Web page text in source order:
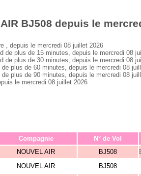
BJ508 depuis le
, depuis le mercredi 08 juillet 2026
de plus de 15 minutes, depuis le mercredi 08
de plus de 30 minutes, depuis le mercredi 08
plus de 60 minutes, depuis le mercredi 08
plus de 90 minutes, depuis le mercredi 08
le mercredi 08 juillet 2026
Compagnie N° de Vol
NOUVEL AIR BJ508
NOUVEL AIR BJ508